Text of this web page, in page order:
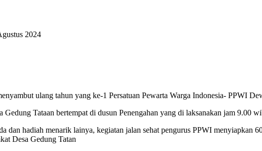
2024
ulang tahun yang ke-1 Persatuan Pewarta Warga Indonesia- PPWI
Gedung Tataan bertempat di dusun Penengahan yang di laksanakan jam
dan hadiah menarik lainya, kegiatan jalan sehat pengurus PPWI
Desa Gedung Tatan